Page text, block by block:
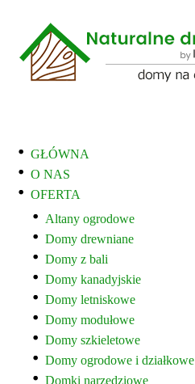
GŁÓWNA
O NAS
OFERTA
Altany ogrodowe
Domy drewniane
Domy z bali
Domy kanadyjskie
Domy letniskowe
Domy modułowe
Domy szkieletowe
Domy ogrodowe i działkowe
Domki narzędziowe